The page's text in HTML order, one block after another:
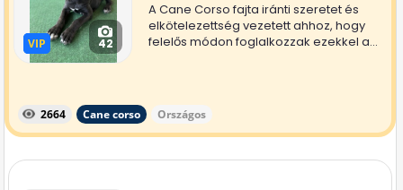
VIP
VIP 42
A Cane Corso fajta iránti szeretet és
elkötelezettség vezetett ahhoz, hogy
felelős módon foglalkozzak ezekkel a...
2664 Cane corso Országos